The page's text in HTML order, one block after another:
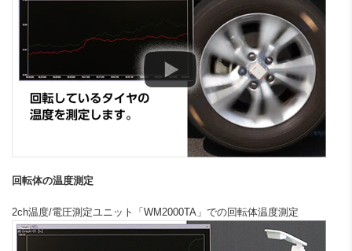
回転体の温度測定
2ch温度/電圧測定ユニット「WM2000TA」での回転体温度測定